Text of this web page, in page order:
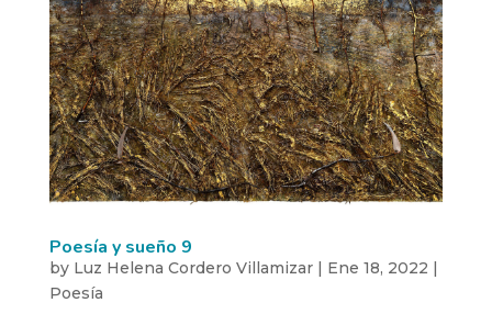
Poesía y sueño 9
by Luz Helena Cordero Villamizar| Ene 18, 2022 |
Poesía